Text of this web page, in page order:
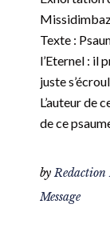
Texte :
l’Eternel : il
juste
L’auteur de
de ce
by
Message